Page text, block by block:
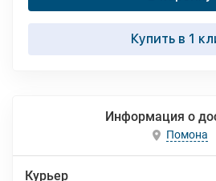
Купить в 1
Информация о
Помона
Курьер